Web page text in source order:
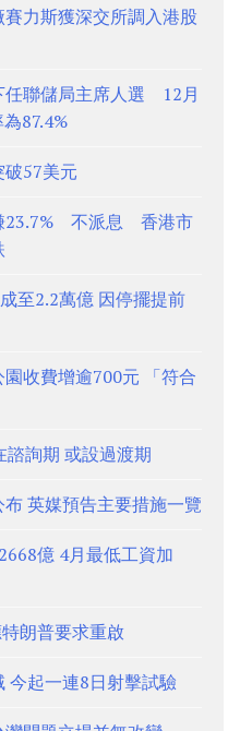
力斯獲深交所調入港股
任聯儲局主席人選 12月
87.4%
57美元
23.7% 不派息 香港市
至2.2萬億 因停擺提前
收費增逾700元 「符合
詢期 或設過渡期
英媒預告主要措施一覽
億 4月最低工資加
朗普要求重啟
今起一連8日射擊試驗